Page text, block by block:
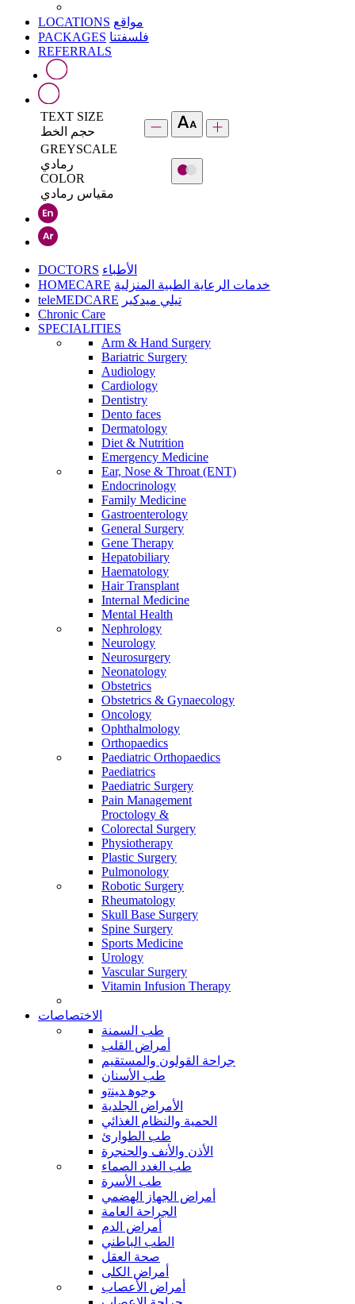
LOCATIONS مواقع
PACKAGES فلسفتنا
REFERRALS
TEXT SIZE
حجم الخط
GREYSCALE
رمادي
COLOR
مقياس رمادي
DOCTORS الأطباء
HOMECARE خدمات الرعاية الطبية المنزلية
teleMEDCARE تيلي ميدكير
Chronic Care
SPECIALITIES
Arm & Hand Surgery
Bariatric Surgery
Audiology
Cardiology
Dentistry
Dento faces
Dermatology
Diet & Nutrition
Emergency Medicine
Ear, Nose & Throat (ENT)
Endocrinology
Family Medicine
Gastroenterology
General Surgery
Gene Therapy
Hepatobiliary
Haematology
Hair Transplant
Internal Medicine
Mental Health
Nephrology
Neurology
Neurosurgery
Neonatology
Obstetrics
Obstetrics & Gynaecology
Oncology
Ophthalmology
Orthopaedics
Paediatric Orthopaedics
Paediatrics
Paediatric Surgery
Pain Management
Proctology &
Colorectal Surgery
Physiotherapy
Plastic Surgery
Pulmonology
Robotic Surgery
Rheumatology
Skull Base Surgery
Spine Surgery
Sports Medicine
Urology
Vascular Surgery
Vitamin Infusion Therapy
الاختصاصات
طب السمنة
أمراض القلب
جراحة القولون والمستقيم
طب الأسنان
ﻮﺟﻮﻫ ﺪﻴﻨﺗﻭ
الأمراض الجلدية
الحمية والنظام الغذائي
طب الطوارئ
الأذن والأنف والحنجرة
طب الغدد الصماء
طب الأسرة
أمراض الجهاز الهضمي
الجراحة العامة
أمراض الدم
الطب الباطني
صحة العقل
أمراض الكلى
أمراض الأعصاب